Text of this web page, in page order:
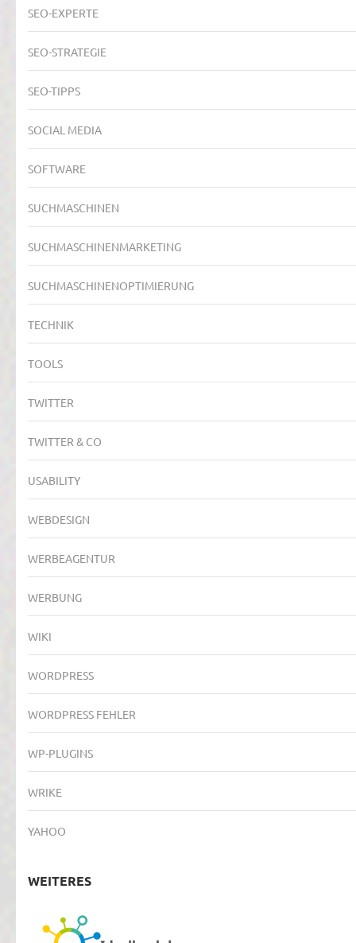
SEO-EXPERTE
SEO-STRATEGIE
SEO-TIPPS
SOCIAL MEDIA
SOFTWARE
SUCHMASCHINEN
SUCHMASCHINENMARKETING
SUCHMASCHINENOPTIMIERUNG
TECHNIK
TOOLS
TWITTER
TWITTER & CO
USABILITY
WEBDESIGN
WERBEAGENTUR
WERBUNG
WIKI
WORDPRESS
WORDPRESS FEHLER
WP-PLUGINS
WRIKE
YAHOO
WEITERES